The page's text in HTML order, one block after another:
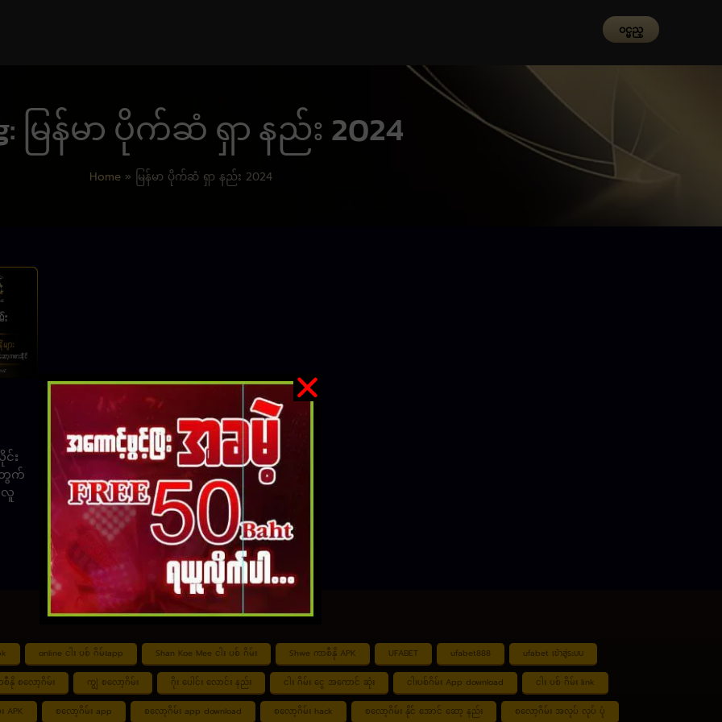
၀င္မည္
မြန်မာ ပိုက်ဆံ ရှာ နည်း 2024
Home» မြန်မာ ပိုက်ဆံ ရှာ နည်း 2024
း
တွက်
လူ
online ငါး ပစ် ဂိမ်းapp Shan Koe Mee ငါး ပစ် ဂိမ်း Shwe ကာစီနို APK UFABET ufabet888 ufabet เข้าสู่ระบบ
စီနို စလော့ဂိမ်း ကျွဲ စလော့ဂိမ်း ဂိုး ပေါင်း လောင်း နည်း ငါး ဂိမ်း ငွေ အကောင် ဆုံး ငါးပစ်ဂိမ်း App download ငါး ပစ် ဂိမ်း link
APK စလော့ဂိမ်း app စလော့ဂိမ်း app download စလော့ဂိမ်း hack စလော့ဂိမ်း နိုင် အောင် ဆော့ နည်း စလော့ဂိမ်း အလုပ် လုပ် ပုံ